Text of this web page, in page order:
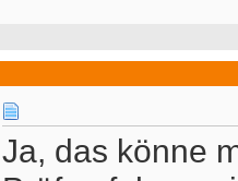
Ja, das könne